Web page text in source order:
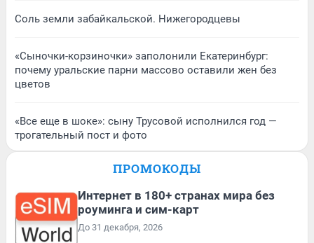
Соль земли забайкальской. Нижегородцевы
«Сыночки-корзиночки» заполонили Екатеринбург:
почему уральские парни массово оставили жен без
цветов
«Все еще в шоке»: сыну Трусовой исполнился год —
трогательный пост и фото
ПРОМОКОДЫ
Интернет в 180+ странах мира без
роуминга и сим-карт
До 31 декабря, 2026